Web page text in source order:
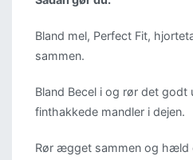
Bland mel, Perfect Fit,
sammen.
Bland Becel i og rør det
finthakkede mandler i dejen.
Rør ægget sammen og hæld